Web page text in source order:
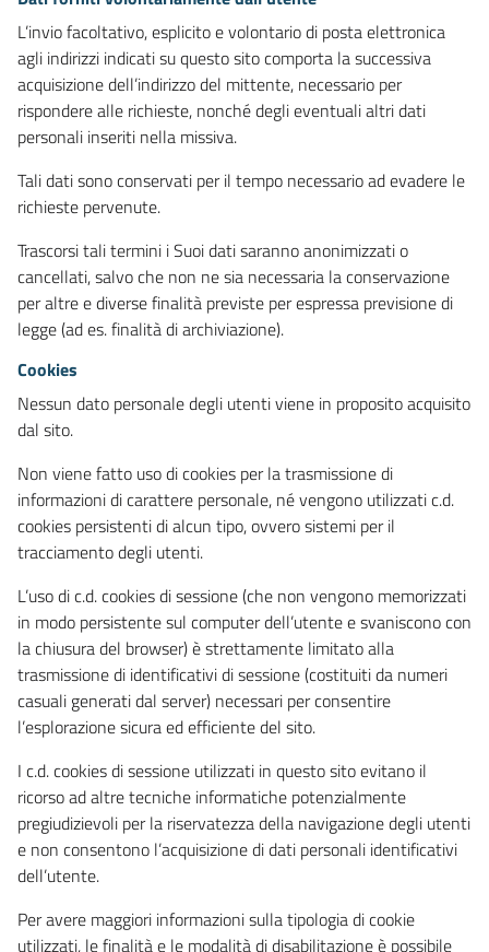
L’invio facoltativo, esplicito e volontario di posta elettronica
agli indirizzi indicati su questo sito comporta la successiva
acquisizione dell’indirizzo del mittente, necessario per
rispondere alle richieste, nonché degli eventuali altri dati
personali inseriti nella missiva.
Tali dati sono conservati per il tempo necessario ad evadere le
richieste pervenute.
Trascorsi tali termini i Suoi dati saranno anonimizzati o
cancellati, salvo che non ne sia necessaria la conservazione
per altre e diverse finalità previste per espressa previsione di
legge (ad es. finalità di archiviazione).
Cookies
Nessun dato personale degli utenti viene in proposito acquisito
dal sito.
Non viene fatto uso di cookies per la trasmissione di
informazioni di carattere personale, né vengono utilizzati c.d.
cookies persistenti di alcun tipo, ovvero sistemi per il
tracciamento degli utenti.
L’uso di c.d. cookies di sessione (che non vengono memorizzati
in modo persistente sul computer dell’utente e svaniscono con
la chiusura del browser) è strettamente limitato alla
trasmissione di identificativi di sessione (costituiti da numeri
casuali generati dal server) necessari per consentire
l’esplorazione sicura ed efficiente del sito.
I c.d. cookies di sessione utilizzati in questo sito evitano il
ricorso ad altre tecniche informatiche potenzialmente
pregiudizievoli per la riservatezza della navigazione degli utenti
e non consentono l’acquisizione di dati personali identificativi
dell’utente.
Per avere maggiori informazioni sulla tipologia di cookie
utilizzati, le finalità e le modalità di disabilitazione è possibile